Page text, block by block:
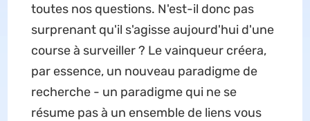
toutes nos questions. N'est-il donc pas
surprenant qu'il s'agisse aujourd'hui d'une
course à surveiller ? Le vainqueur créera,
par essence, un nouveau paradigme de
recherche - un paradigme qui ne se
résume pas à un ensemble de liens vous